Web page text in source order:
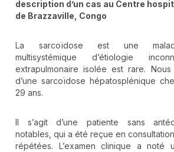
description d’un cas au Centre
de Brazzaville, Congo
La sarcoïdose est une
multisystémique d’étiologie
extrapulmonaire isolée est rare.
d’une sarcoïdose hépatosplénique
29 ans.
Il s’agit d’une patiente sans
notables, qui a été reçue en
répétées. L’examen clinique a noté